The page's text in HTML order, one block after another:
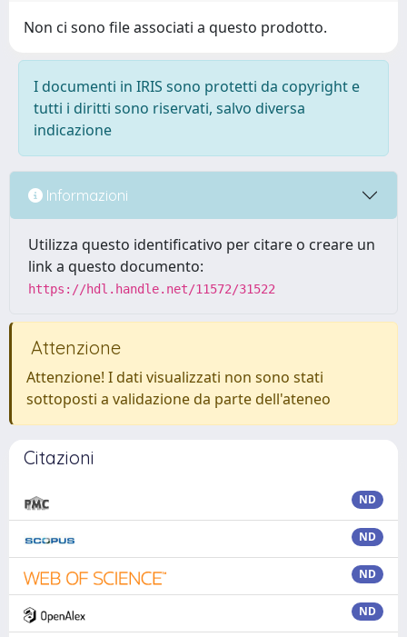
Non ci sono file associati a questo prodotto.
I documenti in IRIS sono protetti da copyright e
tutti i diritti sono riservati, salvo diversa
indicazione
Informazioni
Utilizza questo identificativo per citare o creare un
link a questo documento:
https://hdl.handle.net/11572/31522
Attenzione
Attenzione! I dati visualizzati non sono stati
sottoposti a validazione da parte dell'ateneo
Citazioni
ND
ND
ND
ND